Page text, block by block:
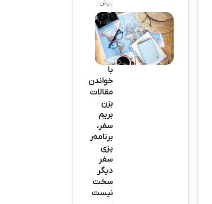
پیش
با
خواندن
مقالات
بزن
بریم
سفر،
برنامه‌ر
یزی
سفر
دیگر
سخت
نیست